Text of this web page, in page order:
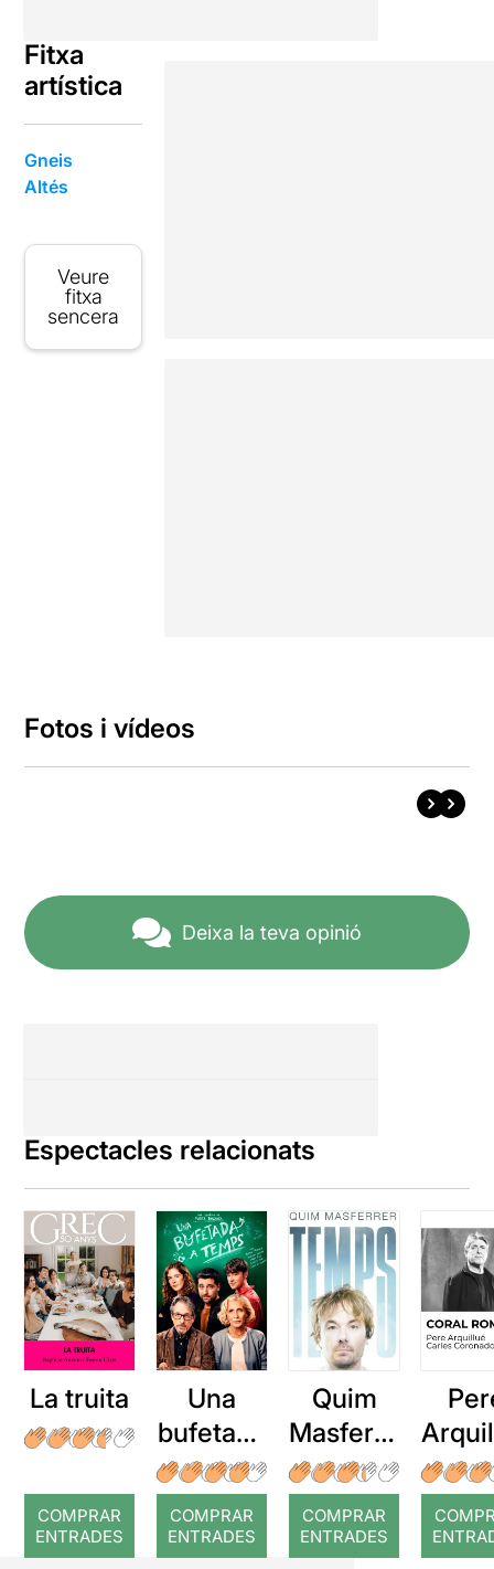
Fitxa
artística
Gneis
Altés
Veure
fitxa
sencera
Fotos i vídeos
Deixa la teva opinió
Espectacles relacionats
La truita
COMPRAR
ENTRADES
Una
bufetada
a temps
COMPRAR
ENTRADES
Quim
Masferre
r: Temps
COMPRAR
ENTRADES
: